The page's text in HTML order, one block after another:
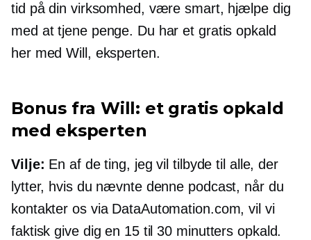
tid på din virksomhed, være smart, hjælpe dig
med at tjene penge. Du har et gratis opkald
her med Will, eksperten.
Bonus fra Will: et gratis opkald
med eksperten
Vilje: En af de ting, jeg vil tilbyde til alle, der
lytter, hvis du nævnte denne podcast, når du
kontakter os via DataAutomation.com, vil vi
faktisk give dig en 15 til30 minutters opkald.